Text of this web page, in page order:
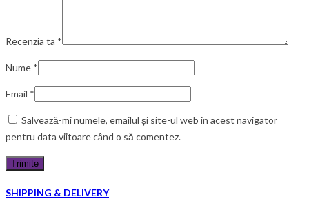
Recenzia ta *
Nume *
Email *
Salvează-mi numele, emailul și site-ul web în acest navigator
pentru data viitoare când o să comentez.
SHIPPING & DELIVERY